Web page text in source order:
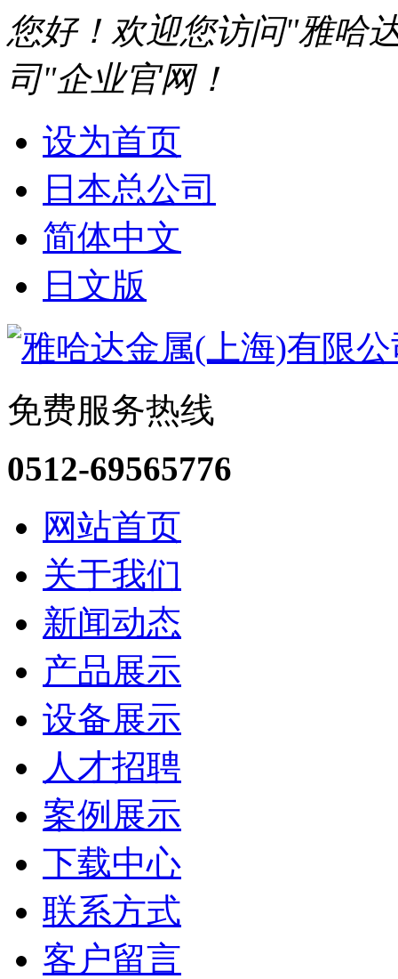
您好！欢迎您访问"雅哈
司"企业官网！
设为首页
日本总公司
简体中文
日文版
免费服务热线
0512-69565776
网站首页
关于我们
新闻动态
产品展示
设备展示
人才招聘
案例展示
下载中心
联系方式
客户留言